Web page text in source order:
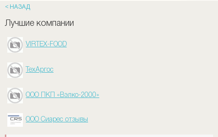
НАЗАД
Лучшие компании
VIRTEX-FOOD
ТехАргос
ООО ПКП «Вэлко-2000»
ООО Сиарес отзывы